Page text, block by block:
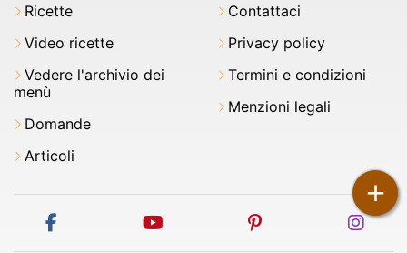
+
Ricette
Video ricette
Vedere l'archivio dei
menù
Domande
Articoli
Contattaci
Privacy policy
Termini e condizioni
Menzioni legali
facebook youtube pinterest